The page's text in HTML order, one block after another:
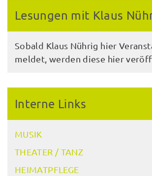
Lesungen mit Klaus
Sobald Klaus Nührig hier
meldet, werden diese hier
Interne Links
MUSIK
THEATER / TANZ
HEIMATPFLEGE